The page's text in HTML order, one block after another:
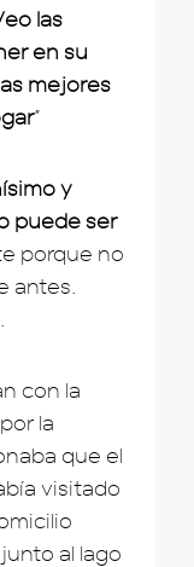
las
en su
mejores
”
y
puede ser
porque no
antes.
con la
la
que el
visitado
al lago